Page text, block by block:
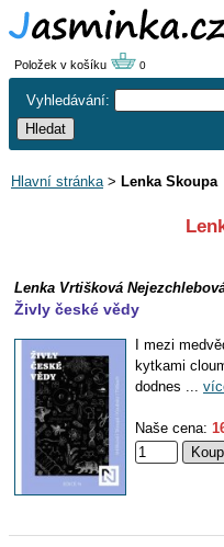
Položek v košíku 0
Vyhledávání:
Hlavní stránka> Lenka Skoupa
Lenka Vrtišková
Živly české vědy
I mezi
kytkami
dodnes ...
Naše cena: